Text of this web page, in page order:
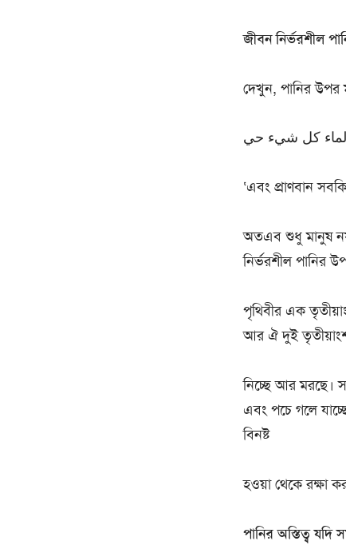
জীবন নির্ভরশীল
দেখুন, পানির উপর
كل شيء حي
‘এবং প্রাণবান
অতএব শুধু মানুষ নয়,
নির্ভরশীল পানির
পৃথিবীর এক
আর ঐ দুই তৃতীয়াংশ
নিচ্ছে আর মরছে।
এবং পচে গলে
বিনষ্ট
হওয়া থেকে রক্ষা
পানির অস্তিত্ব